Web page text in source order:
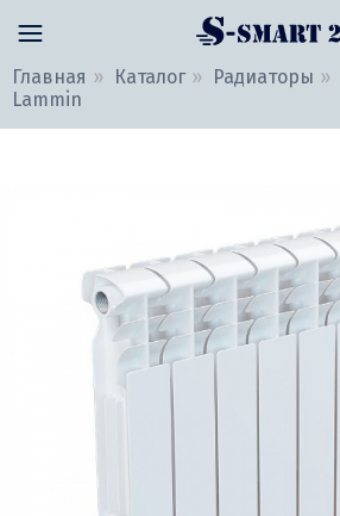
Главная Каталог Радиаторы
Lammin